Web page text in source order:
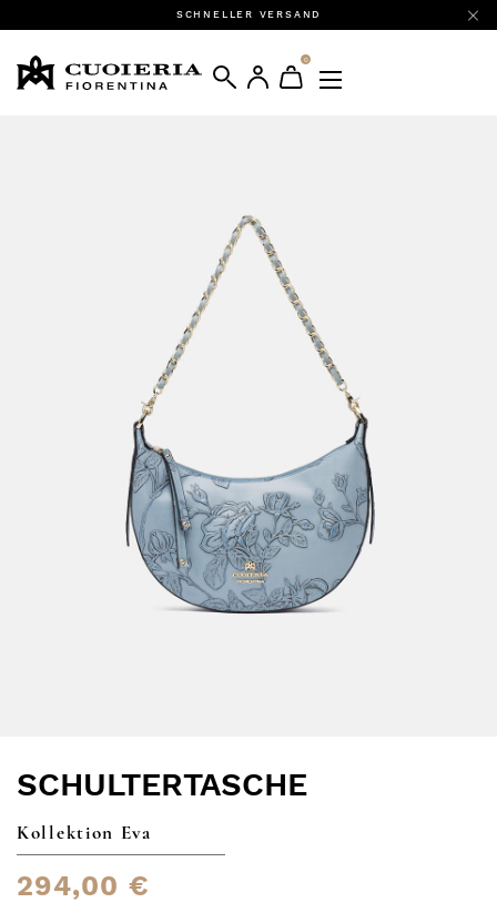
SCHNELLER VERSAND
0
SCHULTERTASCHE
Kollektion Eva
294,00 €